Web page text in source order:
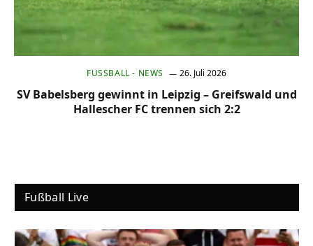
FUSSBALL - NEWS 26. Juli 2026
SV Babelsberg gewinnt in Leipzig – Greifswald und
Hallescher FC trennen sich 2:2
Fußball Live